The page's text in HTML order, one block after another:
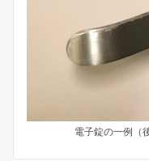
電子錠の一例（